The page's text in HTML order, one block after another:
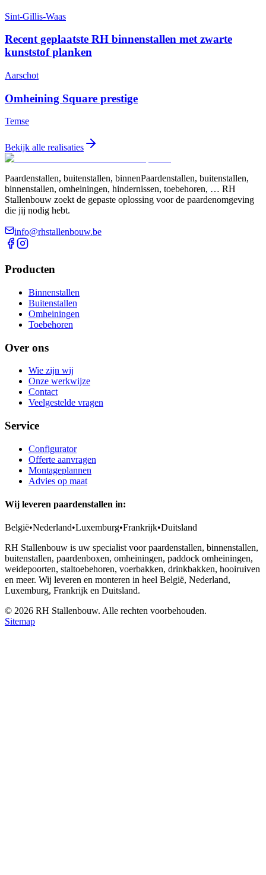
Sint-Gillis-Waas
Recent geplaatste RH binnenstallen met zwarte
kunststof planken
Aarschot
Omheining Square prestige
Temse
Bekijk alle realisaties
Paardenstallen, buitenstallen, binnenPaardenstallen, buitenstallen,
binnenstallen, omheiningen, hindernissen, toebehoren, … RH
Stallenbouw zoekt de gepaste oplossing voor de paardenomgeving
die jij nodig hebt.
info@rhstallenbouw.be
Producten
Binnenstallen
Buitenstallen
Omheiningen
Toebehoren
Over ons
Wie zijn wij
Onze werkwijze
Contact
Veelgestelde vragen
Service
Configurator
Offerte aanvragen
Montageplannen
Advies op maat
Wij leveren paardenstallen in:
België•Nederland•Luxemburg•Frankrijk•Duitsland
RH Stallenbouw is uw specialist voor paardenstallen, binnenstallen,
buitenstallen, paardenboxen, omheiningen, paddock omheiningen,
weidepoorten, staltoebehoren, voerbakken, drinkbakken, hooiruiven
en meer. Wij leveren en monteren in heel België, Nederland,
Luxemburg, Frankrijk en Duitsland.
© 2026 RH Stallenbouw. Alle rechten voorbehouden.
Sitemap